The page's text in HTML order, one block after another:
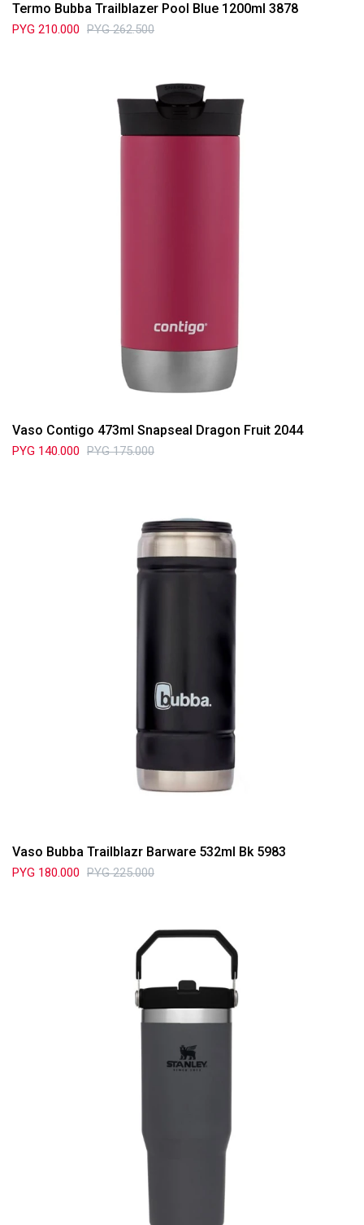
Termo Bubba Trailblazer Pool Blue 1200ml 3878
PYG 210.000 PYG 262.500
Vaso Contigo 473ml Snapseal Dragon Fruit 2044
PYG 140.000 PYG 175.000
Vaso Bubba Trailblazr Barware 532ml Bk 5983
PYG 180.000 PYG 225.000